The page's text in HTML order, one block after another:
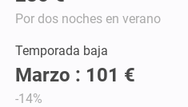
Por dos noches en verano
Temporada baja
Marzo : 101 €
-14%